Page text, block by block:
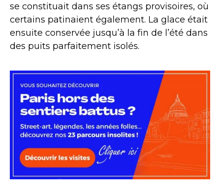
se constituait dans ses étangs provisoires, où
certains patinaient également. La glace était
ensuite conservée jusqu’à la fin de l’été dans
des puits parfaitement isolés.